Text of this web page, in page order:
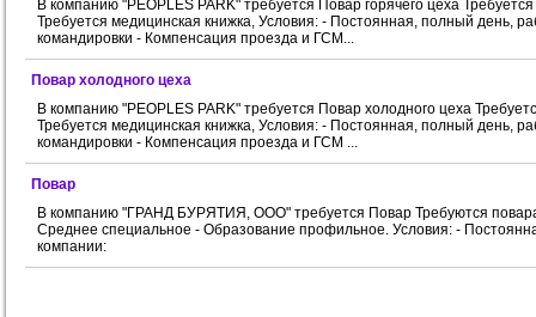
В компанию "PEOPLES PARK" требуется Повар горячего цеха
Требуется медицинская книжка, Условия: - Постоянная, полный день,
командировки - Компенсация проезда и ГСМ...
Повар холодного цеха
В компанию "PEOPLES PARK" требуется Повар холодного цеха
Требуется медицинская книжка, Условия: - Постоянная, полный день,
командировки - Компенсация проезда и ГСМ ...
Повар
В компанию "ГРАНД БУРЯТИЯ, ООО" требуется Повар Требуются
Среднее специальное - Образование профильное. Условия: -
компании: